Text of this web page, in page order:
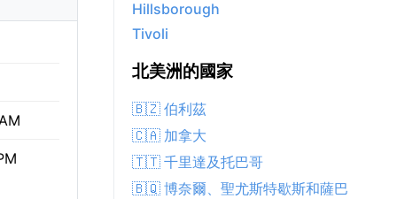
Hillsborough
Tivoli
北美洲的國家
🇧🇿 伯利茲
🇨🇦 加拿大
🇹🇹 千里達及托巴哥
🇧🇶 博奈爾、聖尤斯特歇斯和薩巴